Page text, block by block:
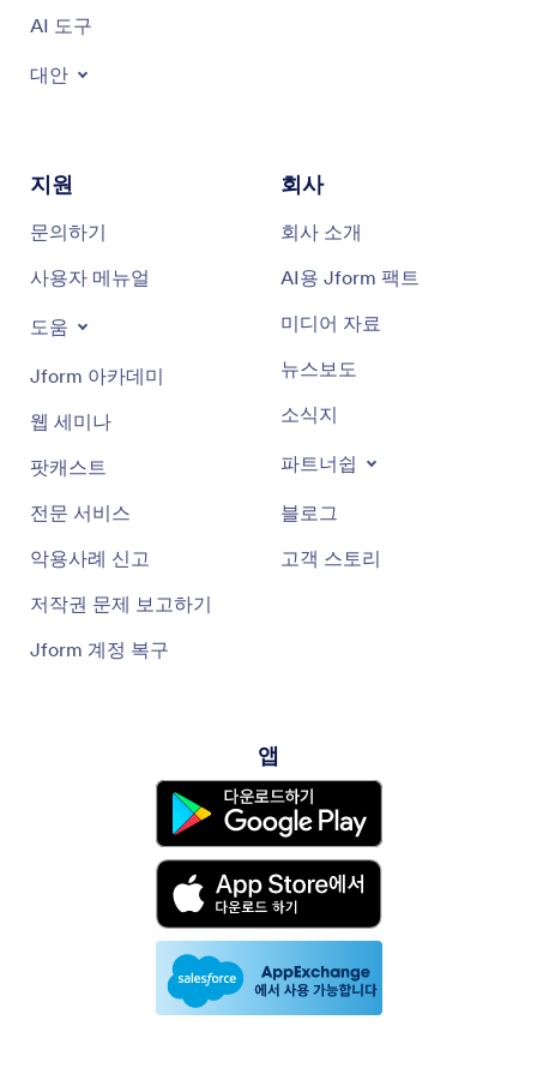
AI 도구
대안
지원
문의하기
사용자 메뉴얼
도움
Jform 아카데미
웹 세미나
팟캐스트
전문 서비스
악용사례 신고
저작권 문제 보고하기
Jform 계정 복구
회사
회사 소개
AI용 Jform 팩트
미디어 자료
뉴스보도
소식지
파트너쉽
블로그
고객 스토리
앱